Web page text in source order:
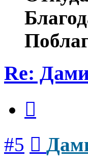
Re:
#5